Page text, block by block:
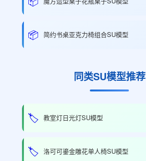
📦 简约书桌亚克力椅组合SU模型
同类SU模型推荐
🏷️ 教室灯日光灯SU模型
🏷️ 洛可可鎏金雕花单人椅SU模型